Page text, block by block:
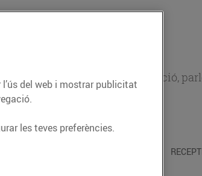
d’actualitat sobre alimentació,
temes.
del web i mostrar publicitat
les teves preferències.